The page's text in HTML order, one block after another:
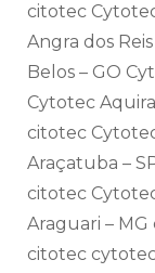
citotec
Angra dos
Belos – GO
Cytotec
citotec
Araçatuba –
citotec
Araguari –
citotec